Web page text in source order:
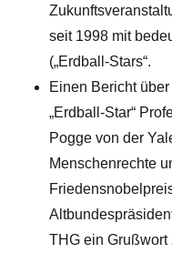
seit 1998 mit
(„Erdball-Stars“.
Einen Bericht
„Erdball-Star“
Pogge von der
Menschenrechte
THG ein Grußwort